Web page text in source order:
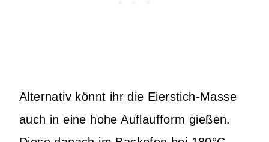
Alternativ könnt ihr die Eierstich-Masse
auch in eine hohe Auflaufform gießen.